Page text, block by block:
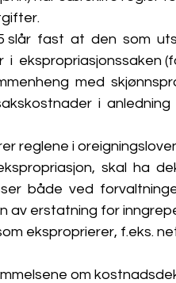
slår  fast  at  den  som
i  ekspropriasjonssaken
med
i
reglene i
skal  ha
både  ved
av erstatning for
eksproprierer, f.eks.
om